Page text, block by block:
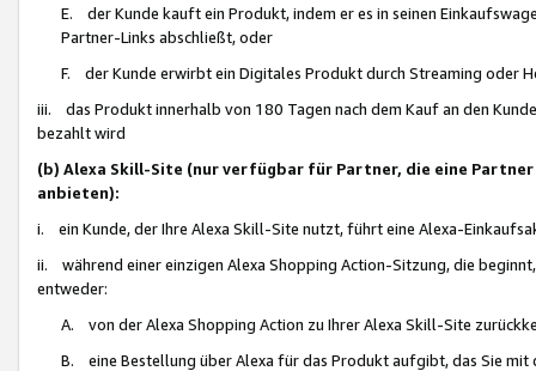
E. der Kunde kauft ein Produkt, indem er es in seinen
Partner-Links abschließt, oder
F. der Kunde erwirbt ein Digitales Produkt durch Streaming oder
iii. das Produkt innerhalb von 180 Tagen nach dem Kauf an den
bezahlt wird
(b) Alexa Skill-Site (nur verfügbar für Partner, die eine
anbieten):
i. ein Kunde, der Ihre Alexa Skill-Site nutzt, führt eine Alexa-
ii. während einer einzigen Alexa Shopping Action-Sitzung, die
entweder:
A. von der Alexa Shopping Action zu Ihrer Alexa Skill-Site
B. eine Bestellung über Alexa für das Produkt aufgibt, das Sie mit